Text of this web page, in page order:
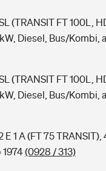
(TRANSIT FT 100L,
Diesel, Bus/Kombi,
(TRANSIT FT 100L,
Diesel, Bus/Kombi,
E 1 A (FT 75 TRANSIT),
(0928 / 313)